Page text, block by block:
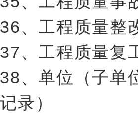
36、工程质量整
37、工程质量复
38、单位（子单
记录）